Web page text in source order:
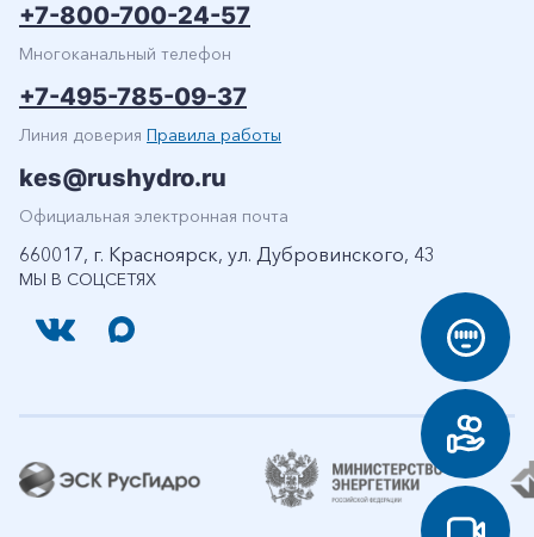
МЫ В СОЦСЕТЯХ
+7-800-700-24-57
Многоканальный телефон
+7-495-785-09-37
Линия доверия Правила работы
kes@rushydro.ru
Официальная электронная почта
660017, г. Красноярск, ул. Дубровинского, 43